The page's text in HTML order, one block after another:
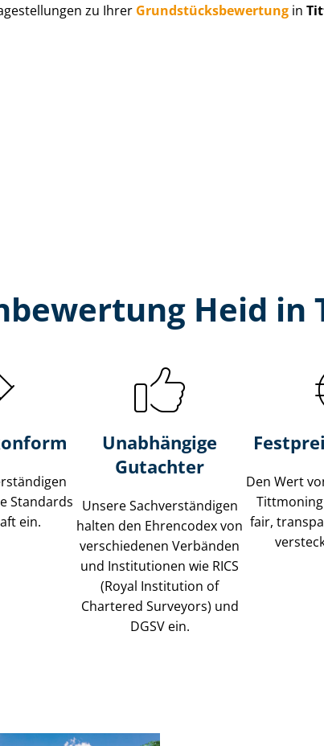
zu Ihrer Grund­stücks­be­wer­tung in
Heid in
Standards
ein.
Unabhängige
Gutachter
Unsere Sach­ver­stän­di­gen
halten den Ehrencodex von
verschiedenen Verbänden
und Institutionen wie RICS
(Royal Institution of
Chartered Surveyors) und
DGSV ein.
Den Wert
fair,